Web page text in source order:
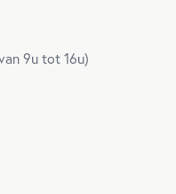
9u tot 16u)